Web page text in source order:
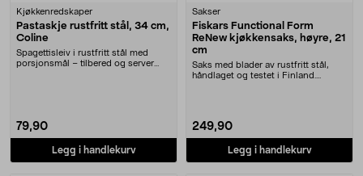
Kjøkkenredskaper
Pastaskje rustfritt stål, 34 cm,
Coline
Spagettisleiv i rustfritt stål med
porsjonsmål – tilbered og server
79,90
Legg i handlekurv
Sakser
Fiskars Functional Form
ReNew kjøkkensaks, høyre, 21
cm
Saks med blader av rustfritt stål,
håndlaget og testet i Finland.
249,90
Legg i handlekurv